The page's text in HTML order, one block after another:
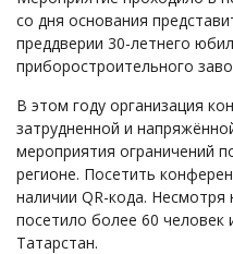
со дня основания
преддверии 30-летнего
приборостроительного
В этом году организация
затрудненной и
мероприятия ограничений
регионе. Посетить
наличии QR-кода.
посетило более 60 человек
Татарстан.